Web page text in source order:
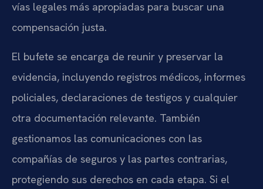
vías legales más apropiadas para buscar una
compensación justa.
El bufete se encarga de reunir y preservar la
evidencia, incluyendo registros médicos, informes
policiales, declaraciones de testigos y cualquier
otra documentación relevante. También
gestionamos las comunicaciones con las
compañías de seguros y las partes contrarias,
protegiendo sus derechos en cada etapa. Si el